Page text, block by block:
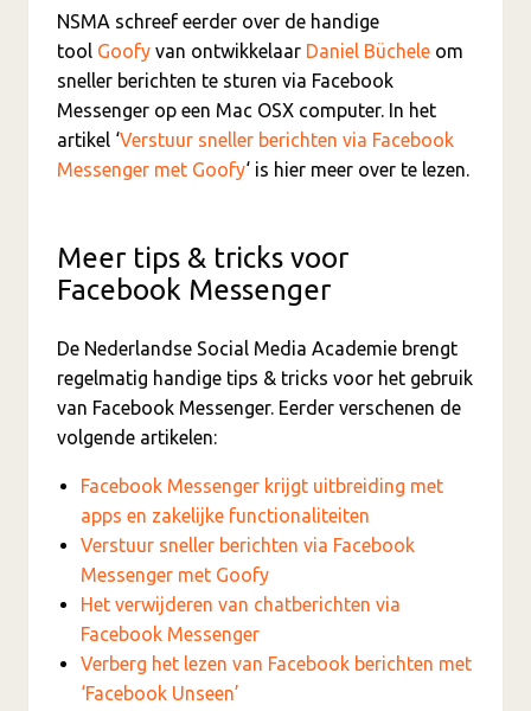
NSMA schreef eerder over de handige
tool Goofy van ontwikkelaar Daniel Büchele om
sneller berichten te sturen via Facebook
Messenger op een Mac OSX computer. In het
artikel ‘Verstuur sneller berichten via Facebook
Messenger met Goofy‘ is hier meer over te lezen.
Meer tips & tricks voor
Facebook Messenger
De Nederlandse Social Media Academie brengt
regelmatig handige tips & tricks voor het gebruik
van Facebook Messenger. Eerder verschenen de
volgende artikelen:
Facebook Messenger krijgt uitbreiding met
apps en zakelijke functionaliteiten
Verstuur sneller berichten via Facebook
Messenger met Goofy
Het verwijderen van chatberichten via
Facebook Messenger
Verberg het lezen van Facebook berichten met
‘Facebook Unseen’